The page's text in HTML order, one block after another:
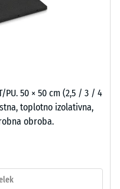
PU. 50 × 50 cm (2,5 / 3 / 4
toplotno izolativna,
obroba.